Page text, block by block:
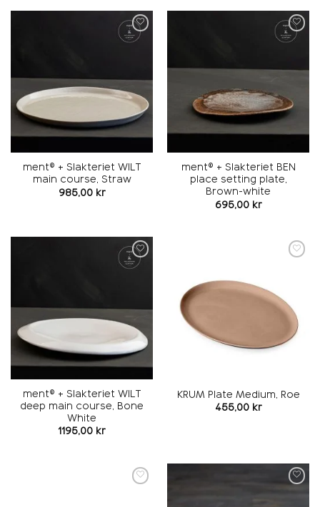
Add to
wishlist
ment® + Slakteriet WILT
main course, Straw
985,00 kr
Add to
wishlist
ment® + Slakteriet BEN
place setting plate,
Brown-white
695,00 kr
Add to
ment® + Slakteriet WILT
deep main course, Bone
White
1195,00 kr
KRUM Plate Medium, Roe
455,00 kr